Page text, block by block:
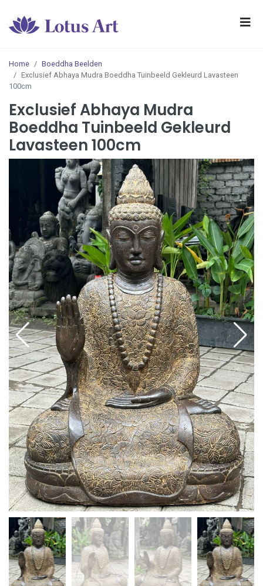
Home
Boeddha Beelden
Exclusief Abhaya Mudra Boeddha Tuinbeeld Gekleurd Lavasteen
100cm
Exclusief Abhaya Mudra
Boeddha Tuinbeeld Gekleurd
Lavasteen 100cm